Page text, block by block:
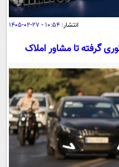
انتشار: ۱۰:۵۴ - ۲۷-۰۲-۱۴۰۵
گرفته تا مشاور املاک